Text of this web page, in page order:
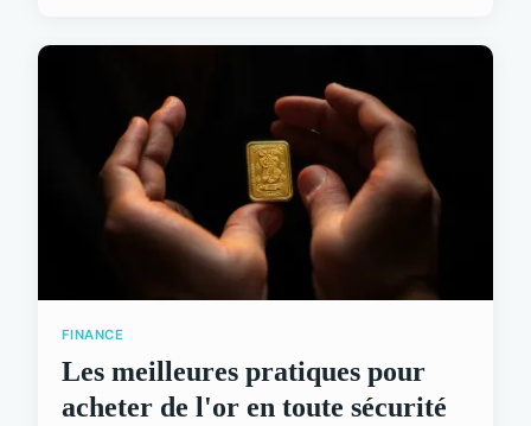
FINANCE
Les meilleures pratiques pour
acheter de l'or en toute sécurité